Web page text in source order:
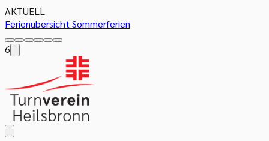
AKTUELL
Ferienübersicht Sommerferien
6